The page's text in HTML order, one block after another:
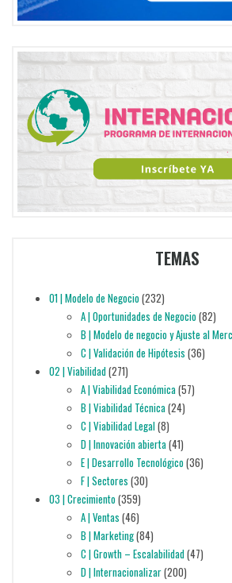
TEMAS
01 | Modelo de Negocio(232)
A | Oportunidades de Negocio(82)
B | Modelo de negocio y Ajuste al
C | Validación de Hipótesis (36)
02 | Viabilidad(271)
A | Viabilidad Económica(57)
B | Viabilidad Técnica(24)
C | Viabilidad Legal(8)
D | Innovación abierta(41)
E | Desarrollo Tecnológico(36)
F | Sectores (30)
03 | Crecimiento(359)
A | Ventas (46)
B | Marketing(84)
C | Growth – Escalabilidad(47)
D | Internacionalizar(200)